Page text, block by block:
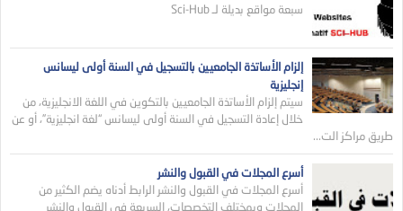
سبعة مواقع بديلة لـ Sci-Hub
إلزام الأساتذة الجامعيين بالتسجيل في السنة أولى ليسانس
إنجليزية
سيتم إلزام الأساتذة الجامعيين بالتكوين في اللغة الانجليزية، من
خلال إعادة التسجيل في السنة أولى ليسانس “لغة انجليزية”، أو عن
طريق مراكز الت...
أسرع المجلات في القبول والنشر
أسرع المجلات في القبول والنشر الرابط أدناه يضم الكثير من
المجلات وبمختلف التخصصات، السريعة في القبول والنشر